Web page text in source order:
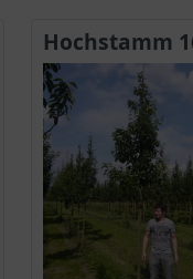
Hochstamm